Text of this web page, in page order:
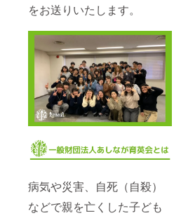
をお送りいたします。
病気や災害、自死（自殺）
などで親を亡くした子ども